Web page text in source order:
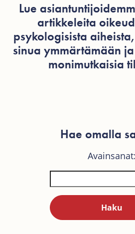
Lue
artikkeleita
psykologisista
sinua ymmärtämään
monimutkaisia
Hae omalla
Avainsanat: